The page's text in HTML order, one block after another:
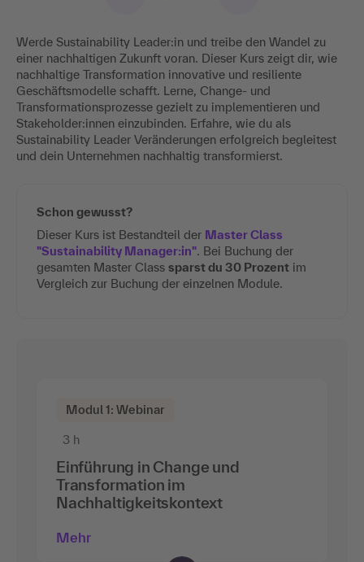
Werde Sustainability Leader:in und treibe den Wandel zu
einer nachhaltigen Zukunft voran. Dieser Kurs zeigt dir, wie
nachhaltige Transformation innovative und resiliente
Geschäftsmodelle schafft. Lerne, Change- und
Transformationsprozesse gezielt zu implementieren und
Stakeholder:innen einzubinden. Erfahre, wie du als
Sustainability Leader Veränderungen erfolgreich begleitest
und dein Unternehmen nachhaltig transformierst.
Schon gewusst?
Dieser Kurs ist Bestandteil der Master Class
"Sustainability Manager:in". Bei Buchung der
gesamten Master Class sparst du 30 Prozent im
Vergleich zur Buchung der einzelnen Module.
Modul 1: Webinar
3 h
Einführung in Change und
Transformation im
Nachhaltigkeitskontext
Mehr